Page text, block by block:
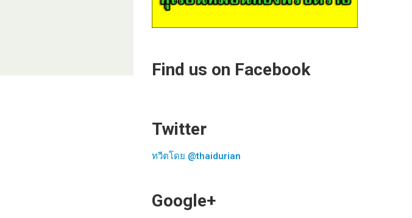
Find us on Facebook
Twitter
ทวีตโดย @thaidurian
Google+